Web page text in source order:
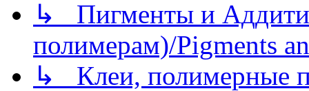
↳ Пигменты и
полимерам)/Pigments
↳ Клеи, полимерные